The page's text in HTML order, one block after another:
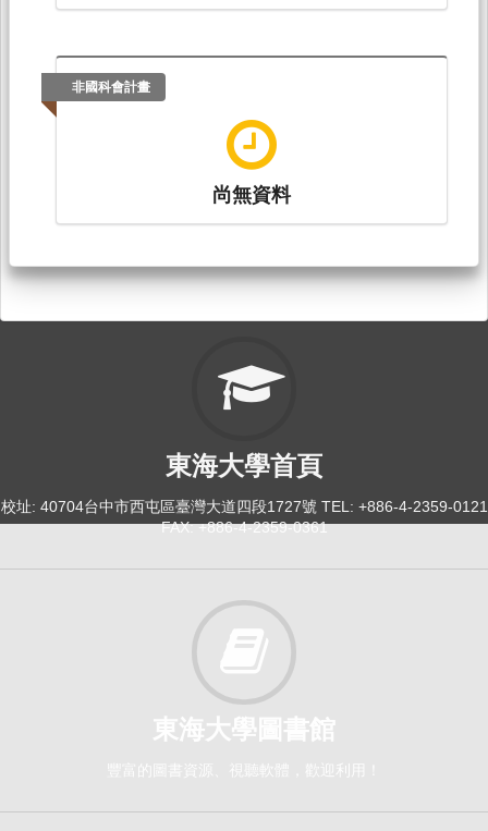
非國科會計畫
尚無資料
東海大學首頁
校址: 40704台中市西屯區臺灣大道四段1727號 TEL: +886-4-2359-0121
FAX: +886-4-2359-0361
東海大學圖書館
豐富的圖書資源、視聽軟體，歡迎利用！